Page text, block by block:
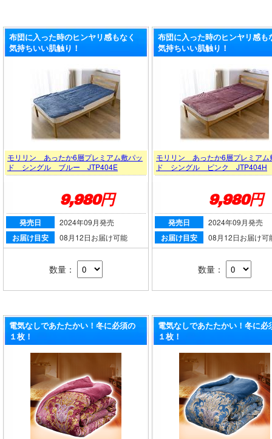
布団に入った時のヒンヤリ感もなく
気持ちいい肌触り！
布団に入った時のヒンヤリ感も
気持ちいい肌触り！
モリリン あったか6層プレミアム敷パッ
ド シングル ブルー JTP404E
モリリン あったか6層プレミアム
ド シングル ピンク JTP404H
9,980円 9,980円
発売日 2024年09月発売
お届け目安 08月12日お届け可能
発売日 2024年09月発売
お届け目安 08月12日お届け可
数量： 数量：
電気なしであたたかい！冬に必須の
１枚！
電気なしであたたかい！冬に必
１枚！